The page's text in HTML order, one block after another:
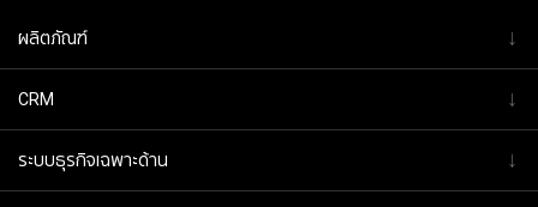
ผลิตภัณฑ์ ↓
CRM ↓
ระบบธุรกิจเฉพาะด้าน ↓